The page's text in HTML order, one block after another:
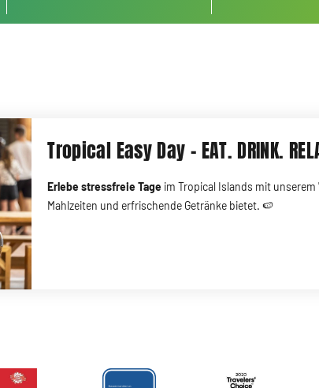
Tropical Easy Day - EAT. DRINK.
Erlebe stressfreie Tage im Tropical Islands mit unserem
Mahlzeiten und erfrischende Getränke bietet. 🍉